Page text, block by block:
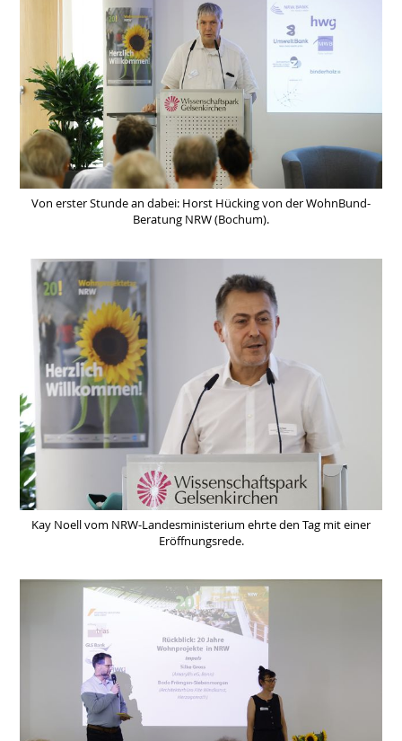
Von erster Stunde an dabei: Horst Hücking von der WohnBund-
Beratung NRW (Bochum).
Kay Noell vom NRW-Landesministerium ehrte den Tag mit einer
Eröffnungsrede.